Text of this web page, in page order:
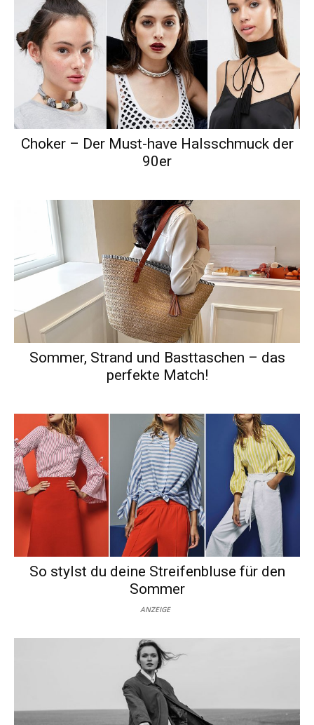
Choker – Der Must-have Halsschmuck der
90er
Sommer, Strand und Basttaschen – das
perfekte Match!
So stylst du deine Streifenbluse für den
Sommer
ANZEIGE